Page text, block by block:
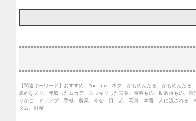
【関連キーワード】おすすめ、YouTube、ネタ、かもめんたる、かもめんた
虐的なノリ、年取ったムカデ、スッキリした言葉、青春もの、助教授もの、
りかご、ドアノブ、手紙、農業、幸せ、目、赤、写真、本番、人に流される
ダム、射精